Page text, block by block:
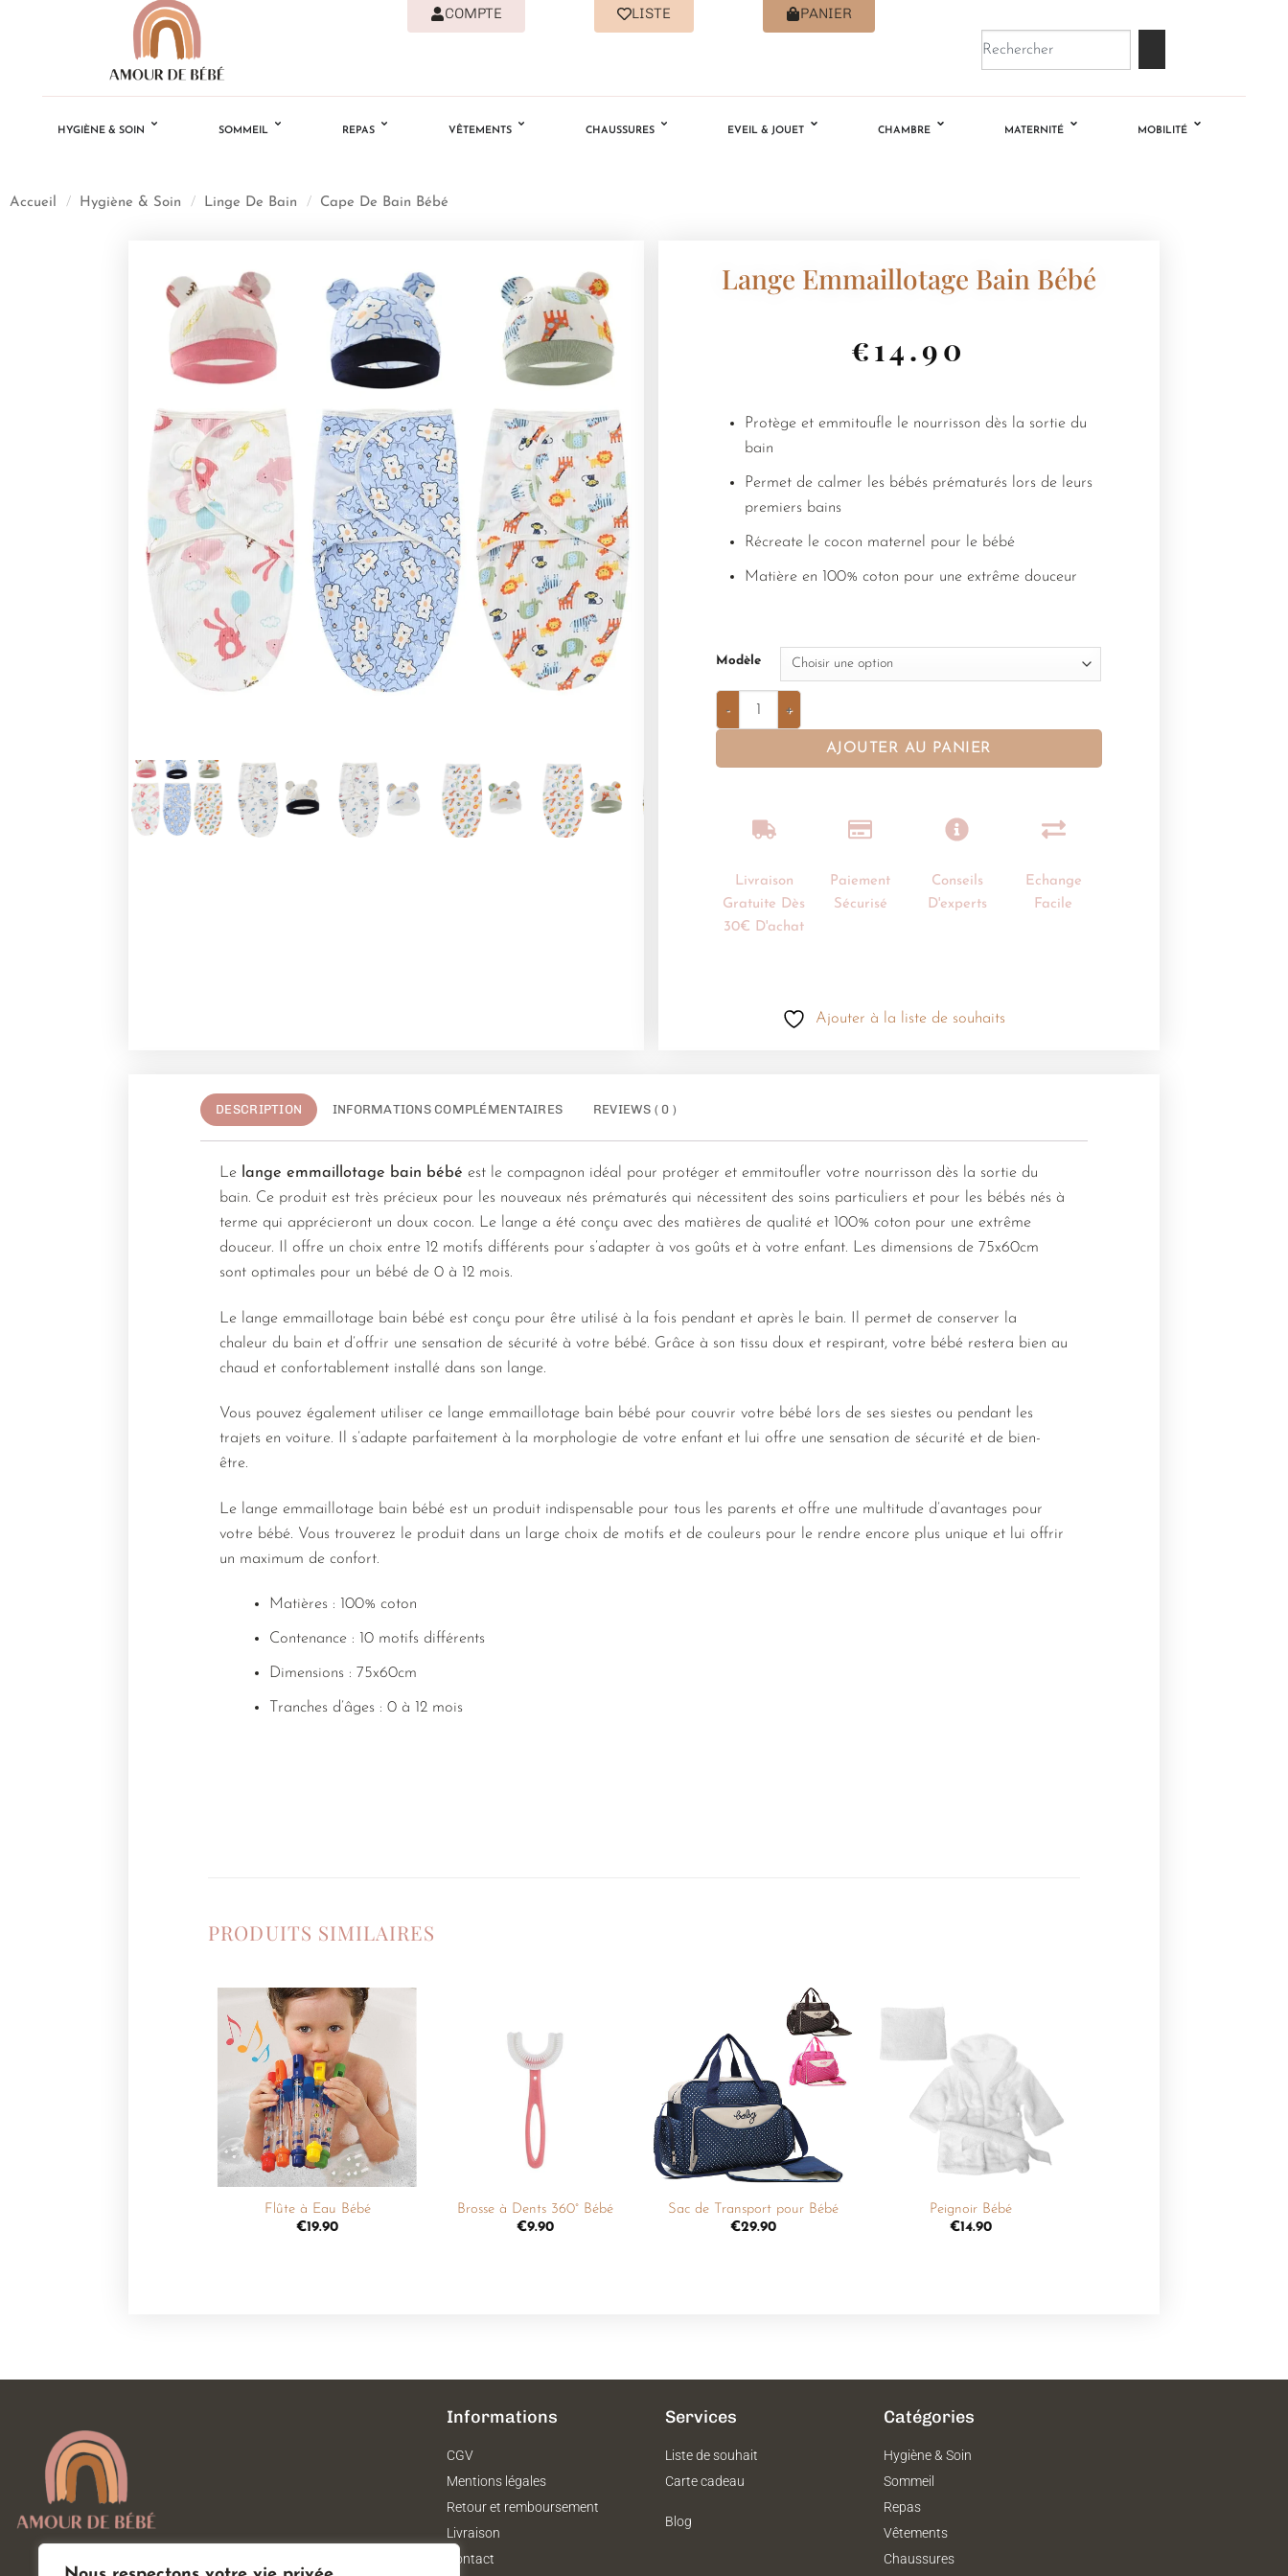
COMPTE LISTE PANIER
HYGIÈNE & SOIN SOMMEIL REPAS VÊTEMENTS CHAUSSURES EVEIL & JOUET CHAMBRE MATERNITÉ MOBILITÉ
Accueil / Hygiène & Soin / Linge De Bain / Cape De Bain Bébé
Lange Emmaillotage Bain Bébé
€14.90
Protège et emmitoufle le nourrisson dès la sortie du
bain
Permet de calmer les bébés prématurés lors de leurs
premiers bains
Récreate le cocon maternel pour le bébé
Matière en 100% coton pour une extrême douceur
Modèle
AJOUTER AU PANIER
Livraison
Gratuite Dès
30€ D'achat
Paiement
Sécurisé
Conseils
D'experts
Echange
Facile
Ajouter à la liste de souhaits
DESCRIPTION INFORMATIONS COMPLÉMENTAIRES REVIEWS ( 0 )
Le lange emmaillotage bain bébé est le compagnon idéal pour protéger et emmitoufler votre nourrisson dès la sortie du
bain. Ce produit est très précieux pour les nouveaux nés prématurés qui nécessitent des soins particuliers et pour les bébés nés à
terme qui apprécieront un doux cocon. Le lange a été conçu avec des matières de qualité et 100% coton pour une extrême
douceur. Il offre un choix entre 12 motifs différents pour s’adapter à vos goûts et à votre enfant. Les dimensions de 75x60cm
sont optimales pour un bébé de 0 à 12 mois.
Le lange emmaillotage bain bébé est conçu pour être utilisé à la fois pendant et après le bain. Il permet de conserver la
chaleur du bain et d’offrir une sensation de sécurité à votre bébé. Grâce à son tissu doux et respirant, votre bébé restera bien au
chaud et confortablement installé dans son lange.
Vous pouvez également utiliser ce lange emmaillotage bain bébé pour couvrir votre bébé lors de ses siestes ou pendant les
trajets en voiture. Il s’adapte parfaitement à la morphologie de votre enfant et lui offre une sensation de sécurité et de bien-
être.
Le lange emmaillotage bain bébé est un produit indispensable pour tous les parents et offre une multitude d’avantages pour
votre bébé. Vous trouverez le produit dans un large choix de motifs et de couleurs pour le rendre encore plus unique et lui offrir
un maximum de confort.
Matières : 100% coton
Contenance : 10 motifs différents
Dimensions : 75x60cm
Tranches d’âges : 0 à 12 mois
PRODUITS SIMILAIRES
liste de
souhaits
Flûte à Eau Bébé
€19.90
Brosse à Dents 360° Bébé
€9.90
Ajouter
à la
liste de
souhaits
+
Sac de Transport pour Bébé
€29.90
liste de
souhaits
Peignoir Bébé
€14.90
Informations
CGV
Mentions légales
Retour et remboursement
Livraison
Contact
Services
Liste de souhait
Carte cadeau
Blog
Catégories
Hygiène & Soin
Sommeil
Repas
Vêtements
Chaussures